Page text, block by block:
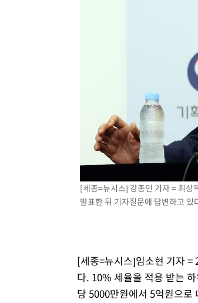
서울 낮 37.9도, 올여름 최고치 경신…
[속보]종합특검, 대검 추가 압수수색…내란
[속보]코스닥, 800p 회복…0.26% 오른
[속보]코스피, 301.88포인트(4.58%) 내
[속보]원·달러 환율, 0.7원 내린 1423.8
"여기 떨어졌다"…다누리, 스페이스X 로
손흥민, 5경기 연속골 실패…LAFC는 승
내일까지 39도 '펄펄'…기상청 "태풍 지나
[세종=뉴시스] 강종민 기자 = 최상
발표한 뒤 기자질문에 답변하고
[세종=뉴시스]임소현 기자
다. 10% 세율을 적용 받는
당 5000만원에서 5억원으로